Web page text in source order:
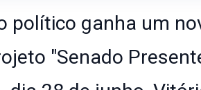
político ganha um
"Senado